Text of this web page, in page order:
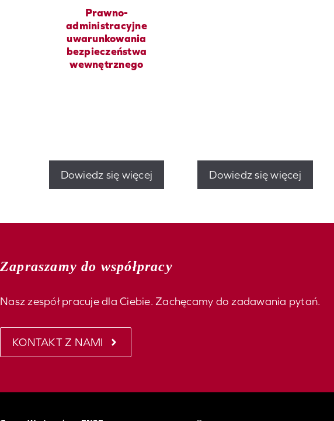
Prawno-
administracyjne
uwarunkowania
bezpieczeństwa
wewnętrznego
Dowiedz się więcej Dowiedz się więcej
Zapraszamy do współpracy
Nasz zespół pracuje dla Ciebie. Zachęcamy do zadawania pytań.
KONTAKT Z NAMI